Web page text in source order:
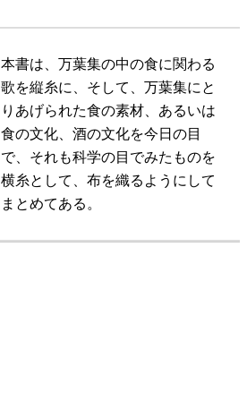
本書は、万葉集の中の食に関わる
歌を縦糸に、そして、万葉集にと
りあげられた食の素材、あるいは
食の文化、酒の文化を今日の目
で、それも科学の目でみたものを
横糸として、布を織るようにして
まとめてある。